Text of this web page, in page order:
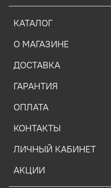
КАТАЛОГ
О МАГАЗИНЕ
ДОСТАВКА
ГАРАНТИЯ
ОПЛАТА
КОНТАКТЫ
ЛИЧНЫЙ КАБИНЕТ
АКЦИИ